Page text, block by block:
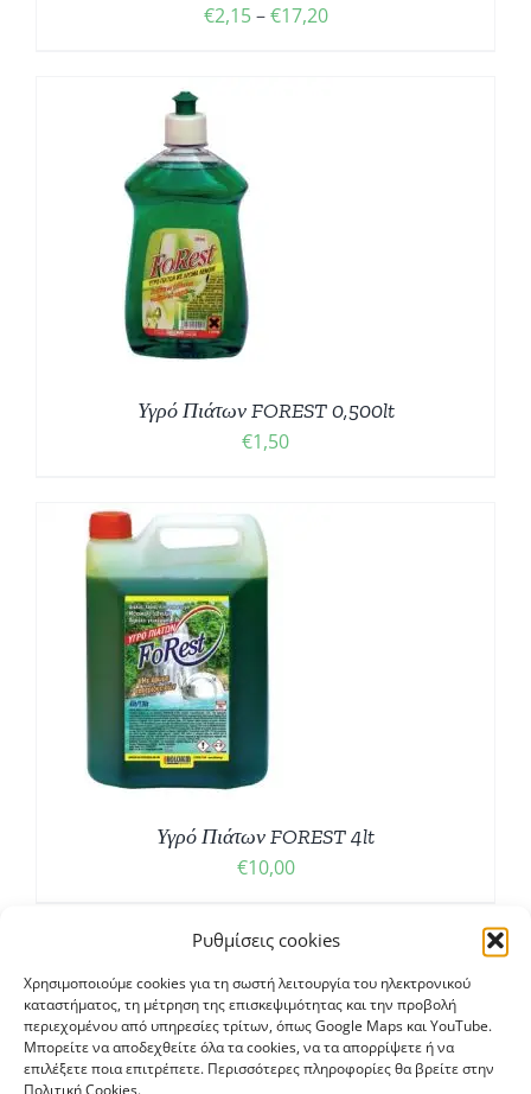
Ρυθμίσεις cookies
Χρησιμοποιούμε cookies για τη σωστή λειτουργία του ηλεκτρονικού
καταστήματος, τη μέτρηση της επισκεψιμότητας και την προβολή
περιεχομένου από υπηρεσίες τρίτων, όπως Google Maps και YouTube.
Μπορείτε να αποδεχθείτε όλα τα cookies, να τα απορρίψετε ή να
επιλέξετε ποια επιτρέπετε. Περισσότερες πληροφορίες θα βρείτε στην
Πολιτική Cookies.
€2,15 – €17,20Price
Υγρό Πιάτων FOREST 0,500lt
€1,50
Υγρό Πιάτων FOREST 4lt
€10,00